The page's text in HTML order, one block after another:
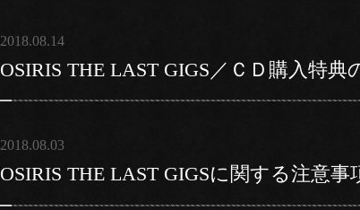
2018.08.14
OSIRIS THE LAST GIGS／ＣＤ購入特典
2018.08.03
OSIRIS THE LAST GIGSに関する注意事